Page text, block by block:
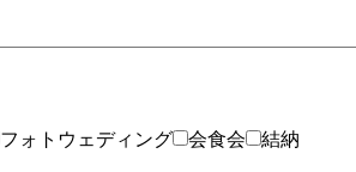
フォトウェディング 会食会 結納